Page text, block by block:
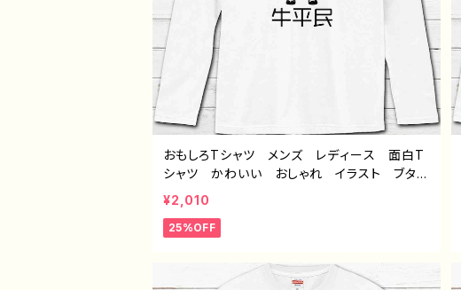
おもしろTシャツ メンズ レディース 面白T
シャツ かわいい おしゃれ イラスト ブタ
動物 ゆるかわ ゆるい ユニーク ネタ系
オリジナルキャラクター おすすめ 個性的
人気 イラストレーター クリエイター 絵
ツ デザイン コラボ グッズ 長袖Tシャ
ツ ロングTシャツ タイトル：牛平民（ホワイ
¥2,010
25%OFF